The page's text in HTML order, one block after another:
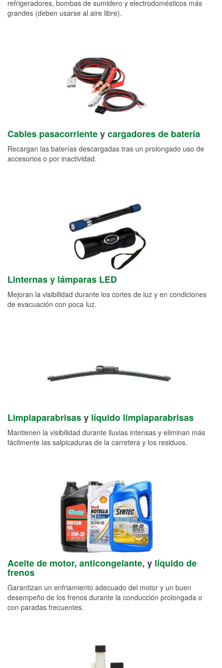
refrigeradores, bombas de sumidero y electrodomésticos más
grandes (deben usarse al aire libre).
Cables pasacorrienteycargadores de batería
Recargan las baterías descargadas tras un prolongado uso de
accesorios o por inactividad.
Linternas y lámparas LED
Mejoran la visibilidad durante los cortes de luz y en condiciones
de evacuación con poca luz.
Limpiaparabrisasy líquido limpiaparabrisas
Mantienen la visibilidad durante lluvias intensas y eliminan más
fácilmente las salpicaduras de la carretera y los residuos.
Aceite de motor, anticongelante, y líquido de
frenos
Garantizan un enfriamiento adecuado del motor y un buen
desempeño de los frenos durante la conducción prolongada o
con paradas frecuentes.